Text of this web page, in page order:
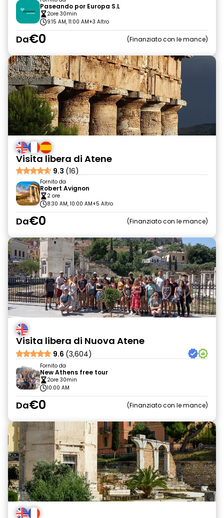
Paseando por Europa S.L
2ore 30min
9:15 AM, 11:00 AM+3 Altro
Da€0 Finanziato con le mance
Visita libera di Atene
9.3 (16)
Fornito da
Robert Avignon
2 ore
8:30 AM, 10:00 AM+5 Altro
Da€0 Finanziato con le mance
Visita libera di Nuova Atene
9.6 (3,604)
Fornito da
New Athens free tour
2ore 30min
10:00 AM
Da€0 Finanziato con le mance